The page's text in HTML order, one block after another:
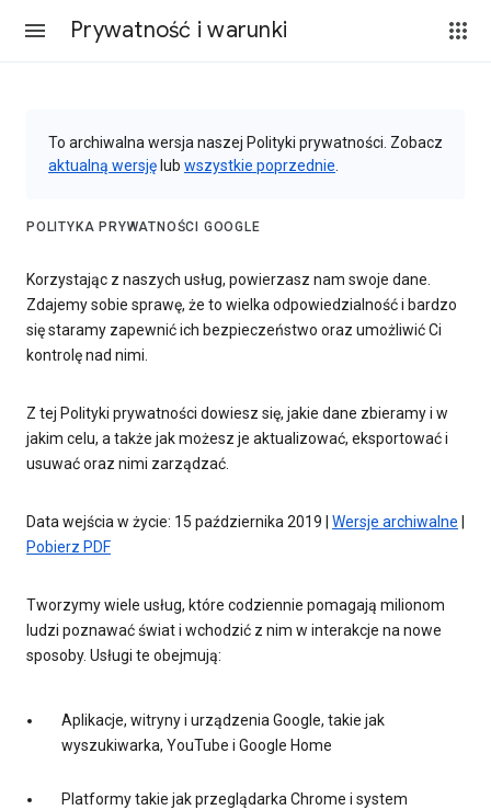
Prywatność i warunki
To archiwalna wersja naszej Polityki prywatności. Zobacz
aktualną wersję lub wszystkie poprzednie
POLITYKA PRYWATNOŚCI GOOGLE
Korzystając z naszych usług, powierzasz nam swoje dane.
Zdajemy sobie sprawę, że to wielka odpowiedzialność i bardzo
się staramy zapewnić ich bezpieczeństwo oraz umożliwić Ci
kontrolę nad nimi.
Z tej Polityki prywatności dowiesz się, jakie dane zbieramy i w
jakim celu, a także jak możesz je aktualizować, eksportować i
usuwać oraz nimi zarządzać.
Data wejścia w życie: 15 października 2019 | Wersje archiwalne
Pobierz PDF
Tworzymy wiele usług, które codziennie pomagają milionom
ludzi poznawać świat i wchodzić z nim w interakcje na nowe
sposoby. Usługi te obejmują:
Aplikacje, witryny i urządzenia Google, takie jak
wyszukiwarka, YouTube i Google Home
Platformy takie jak przeglądarka Chrome i system